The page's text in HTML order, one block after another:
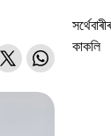
কাকলি